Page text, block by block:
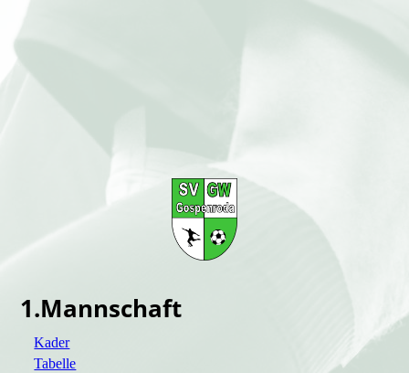
1.Mannschaft
Kader
Tabelle